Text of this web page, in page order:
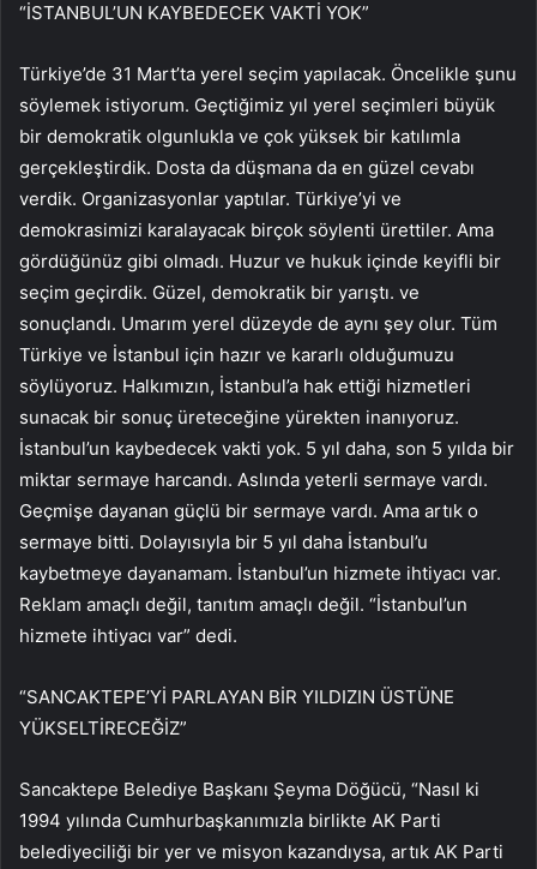
“İSTANBUL’UN KAYBEDECEK VAKTİ YOK”
Türkiye’de 31 Mart’ta yerel seçim yapılacak. Öncelikle şunu
söylemek istiyorum. Geçtiğimiz yıl yerel seçimleri büyük
bir demokratik olgunlukla ve çok yüksek bir katılımla
gerçekleştirdik. Dosta da düşmana da en güzel cevabı
verdik. Organizasyonlar yaptılar. Türkiye’yi ve
demokrasimizi karalayacak birçok söylenti ürettiler. Ama
gördüğünüz gibi olmadı. Huzur ve hukuk içinde keyifli bir
seçim geçirdik. Güzel, demokratik bir yarıştı. ve
sonuçlandı. Umarım yerel düzeyde de aynı şey olur. Tüm
Türkiye ve İstanbul için hazır ve kararlı olduğumuzu
söylüyoruz. Halkımızın, İstanbul’a hak ettiği hizmetleri
sunacak bir sonuç üreteceğine yürekten inanıyoruz.
İstanbul’un kaybedecek vakti yok. 5 yıl daha, son 5 yılda bir
miktar sermaye harcandı. Aslında yeterli sermaye vardı.
Geçmişe dayanan güçlü bir sermaye vardı. Ama artık o
sermaye bitti. Dolayısıyla bir 5 yıl daha İstanbul’u
kaybetmeye dayanamam. İstanbul’un hizmete ihtiyacı var.
Reklam amaçlı değil, tanıtım amaçlı değil. “İstanbul’un
hizmete ihtiyacı var” dedi.
“SANCAKTEPE’Yİ PARLAYAN BİR YILDIZIN ÜSTÜNE
YÜKSELTİRECEĞİZ”
Sancaktepe Belediye Başkanı Şeyma Döğücü, “Nasıl ki
1994 yılında Cumhurbaşkanımızla birlikte AK Parti
belediyeciliği bir yer ve misyon kazandıysa, artık AK Parti